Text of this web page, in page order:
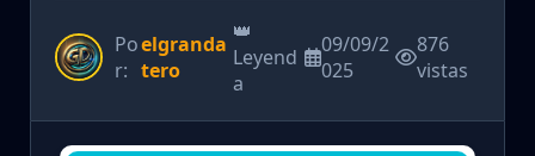
Po
r:
elgranda
tero
👑
Leyend
a
09/09/2
025
876
vistas